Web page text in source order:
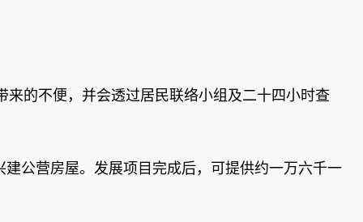
的不便，并会透过居民联络小组及二十四小时查
公营房屋。发展项目完成后，可提供约一万六千一